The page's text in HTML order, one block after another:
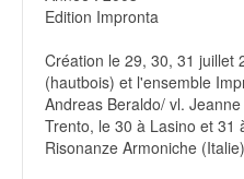
Edition Impronta
Création le 29, 30, 31 juillet
(hautbois) et l'ensemble
Andreas Beraldo/ vl.
Trento, le 30 à Lasino et 31
Risonanze Armoniche (Italie)